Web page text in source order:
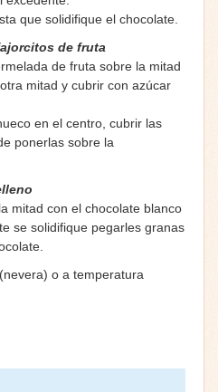
que solidifique el chocolate.
de fruta
de fruta sobre la mitad
mitad y cubrir con azúcar
en el centro, cubrir las
ponerlas sobre la
mitad con el chocolate blanco
se solidifique pegarles granas
o a temperatura